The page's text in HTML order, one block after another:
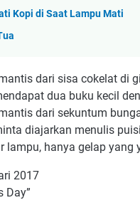
Kopi di Saat Lampu Mati
dari sisa cokelat di
dua buku kecil
dari sekuntum
diajarkan menulis
lampu, hanya gelap yang
2017
Day”